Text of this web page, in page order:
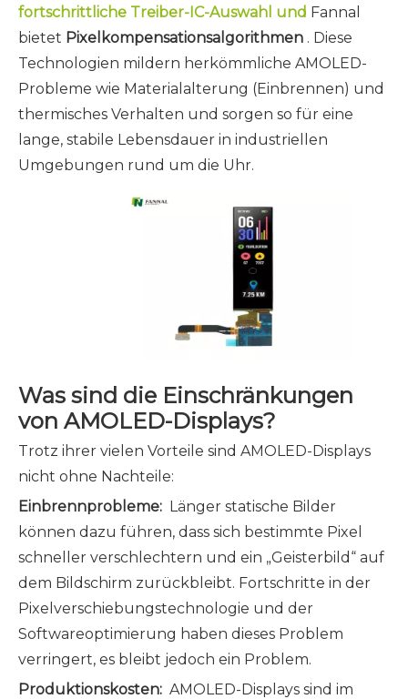
fortschrittliche Treiber-IC-Auswahl und Fannal
bietet Pixelkompensationsalgorithmen . Diese
Technologien mildern herkömmliche AMOLED-
Probleme wie Materialalterung (Einbrennen) und
thermisches Verhalten und sorgen so für eine
lange, stabile Lebensdauer in industriellen
Umgebungen rund um die Uhr.
Was sind die Einschränkungen
von AMOLED-Displays?
Trotz ihrer vielen Vorteile sind AMOLED-Displays
nicht ohne Nachteile:
Einbrennprobleme: Länger statische Bilder
können dazu führen, dass sich bestimmte Pixel
schneller verschlechtern und ein „Geisterbild“ auf
dem Bildschirm zurückbleibt. Fortschritte in der
Pixelverschiebungstechnologie und der
Softwareoptimierung haben dieses Problem
verringert, es bleibt jedoch ein Problem.
Produktionskosten: AMOLED-Displays sind im